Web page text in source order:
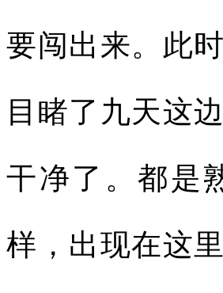
要闯出来。此
目睹了九天这
干净了。都是
样，出现在这